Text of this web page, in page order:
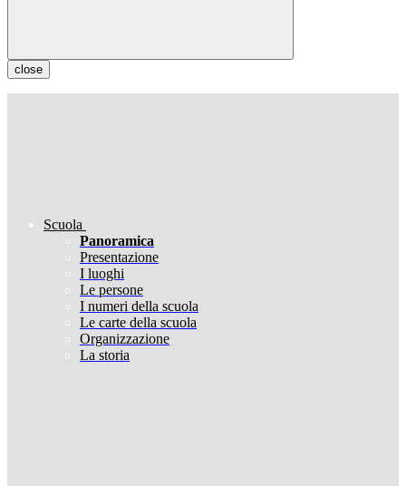
close
Scuola
Panoramica
Presentazione
I luoghi
Le persone
I numeri della scuola
Le carte della scuola
Organizzazione
La storia